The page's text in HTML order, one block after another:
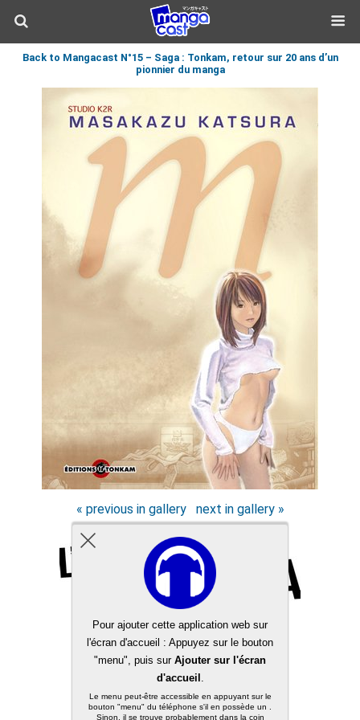
Back to Mangacast N°15 – Saga : Tonkam, retour sur 20 ans d’un
pionnier du manga
« previous in gallery next in gallery »